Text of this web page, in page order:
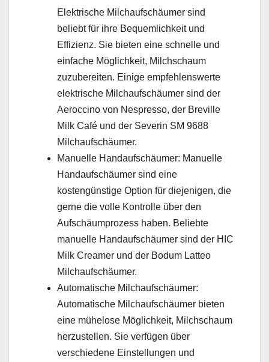
Elektrische Milchaufschäumer sind
beliebt für ihre Bequemlichkeit und
Effizienz. Sie bieten eine schnelle und
einfache Möglichkeit, Milchschaum
zuzubereiten. Einige empfehlenswerte
elektrische Milchaufschäumer sind der
Aeroccino von Nespresso, der Breville
Milk Café und der Severin SM 9688
Milchaufschäumer.
Manuelle Handaufschäumer: Manuelle
Handaufschäumer sind eine
kostengünstige Option für diejenigen, die
gerne die volle Kontrolle über den
Aufschäumprozess haben. Beliebte
manuelle Handaufschäumer sind der HIC
Milk Creamer und der Bodum Latteo
Milchaufschäumer.
Automatische Milchaufschäumer:
Automatische Milchaufschäumer bieten
eine mühelose Möglichkeit, Milchschaum
herzustellen. Sie verfügen über
verschiedene Einstellungen und